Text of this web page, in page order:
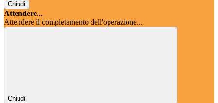
Chiudi
Attendere...
Attendere il completamento dell'operazione...
Chiudi